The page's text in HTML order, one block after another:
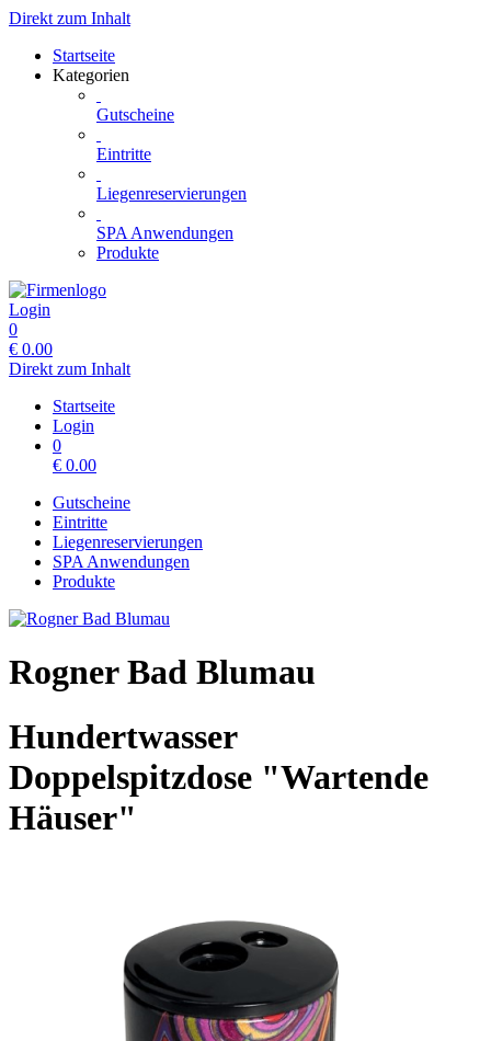
Direkt zum Inhalt
Startseite
Kategorien
Gutscheine
Eintritte
Liegenreservierungen
SPA Anwendungen
Produkte
Login
0
€ 0.00
Direkt zum Inhalt
Startseite
Login
0
€ 0.00
Gutscheine
Eintritte
Liegenreservierungen
SPA Anwendungen
Produkte
Rogner Bad Blumau
Hundertwasser
Doppelspitzdose "Wartende
Häuser"